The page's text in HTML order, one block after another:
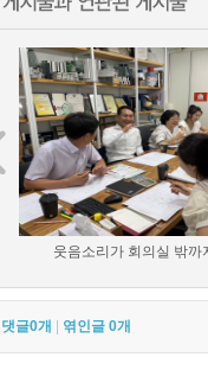
웃음소리가 회의실 밖까
댓글0개 엮인글 0개